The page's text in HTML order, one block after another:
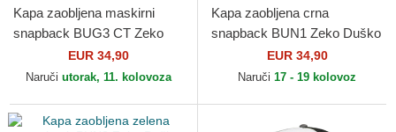
Kapa zaobljena maskirni
snapback BUG3 CT Zeko
Duško Looney Tunes
Capslab
EUR 34,90
Naruči utorak, 11. kolovoza
Kapa zaobljena crna
snapback BUN1 Zeko Duško
Looney Tunes Capslab
EUR 34,90
Naruči 17 - 19 kolovoz